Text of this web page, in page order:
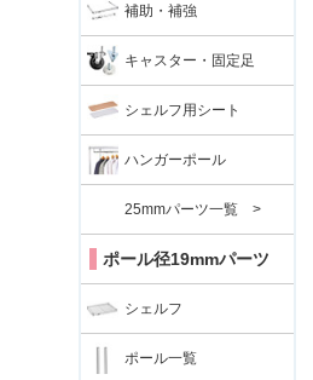
補助・補強
キャスター・固定足
シェルフ用シート
ハンガーポール
25mmパーツ一覧 >
ポール径19mmパーツ
シェルフ
ポール一覧